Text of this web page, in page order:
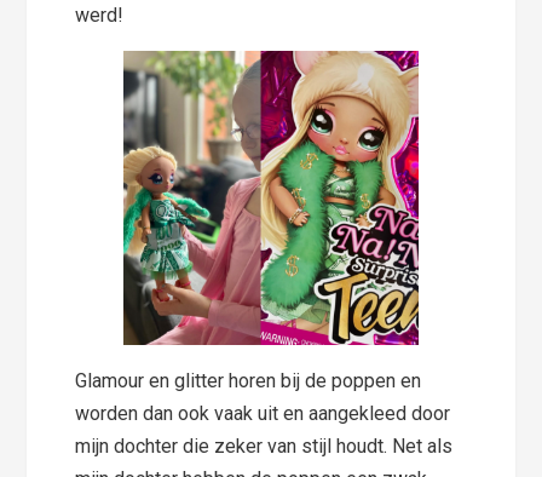
werd!
Glamour en glitter horen bij de poppen en
worden dan ook vaak uit en aangekleed door
mijn dochter die zeker van stijl houdt. Net als